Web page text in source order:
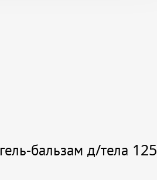
бальзам д/тела 125